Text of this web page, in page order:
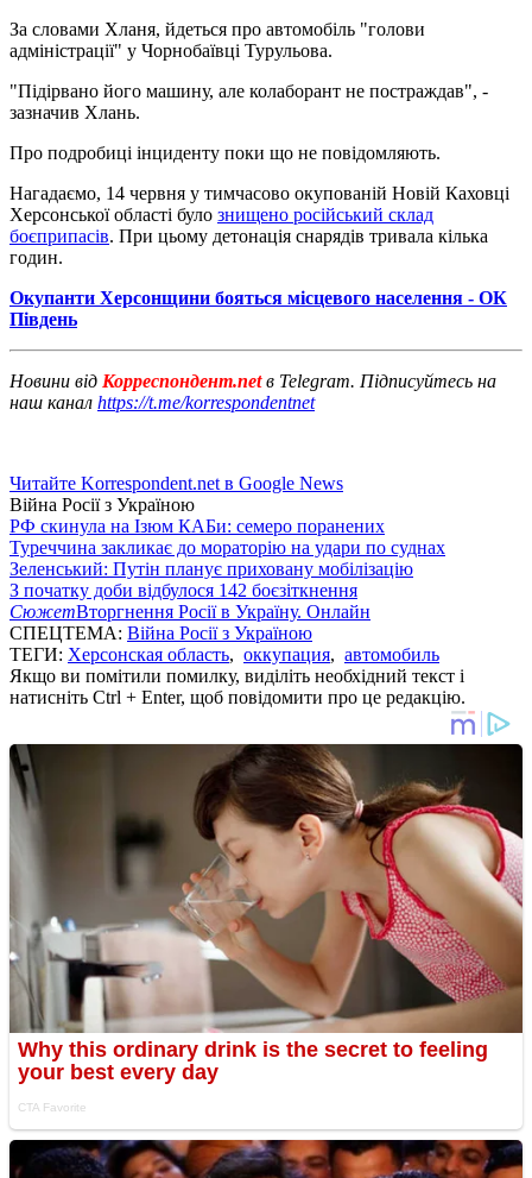
За словами Хланя, йдеться про автомобіль "голови
адміністрації" у Чорнобаївці Турульова.
"Підірвано його машину, але колаборант не постраждав", -
зазначив Хлань.
Про подробиці інциденту поки що не повідомляють.
Нагадаємо, 14 червня у тимчасово окупованій Новій Каховці
Херсонської області було знищено російський склад
боєприпасів. При цьому детонація снарядів тривала кілька
годин.
Окупанти Херсонщини бояться місцевого населення - ОК
Південь
Новини від Корреспондент.netв Telegram. Підписуйтесь на
наш канал https://t.me/korrespondentnet
Читайте Korrespondent.net в Google News
Війна Росії з Україною
РФ скинула на Ізюм КАБи: семеро поранених
Туреччина закликає до мораторію на удари по суднах
Зеленський: Путін планує приховану мобілізацію
З початку доби відбулося 142 боєзіткнення
СюжетВторгнення Росії в Україну. Онлайн
СПЕЦТЕМА: Війна Росії з Україною
ТЕГИ: Херсонская область, оккупация, автомобиль
Якщо ви помітили помилку, виділіть необхідний текст і
натисніть Ctrl + Enter, щоб повідомити про це редакцію.